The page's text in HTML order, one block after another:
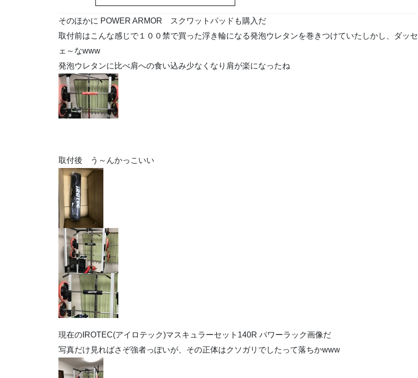
そのほかに POWER ARMOR スクワットパッドも購入だ
取付前はこんな感じで１００禁で買った浮き輪になる発泡ウレタンを巻きつけていたしかし、ダッセ
ェ～なwww
発泡ウレタンに比べ肩への食い込み少なくなり肩が楽になったね
取付後 う～んかっこいい
現在のIROTEC(アイロテック)マスキュラーセット140R パワーラック画像だ
写真だけ見ればさぞ強者っぽいが、その正体はクソガリでしたって落ちかwww